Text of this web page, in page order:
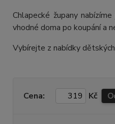
Chlapecké župany
vhodné doma po koupání a
Vybírejte z nabídky
Cena: Kč